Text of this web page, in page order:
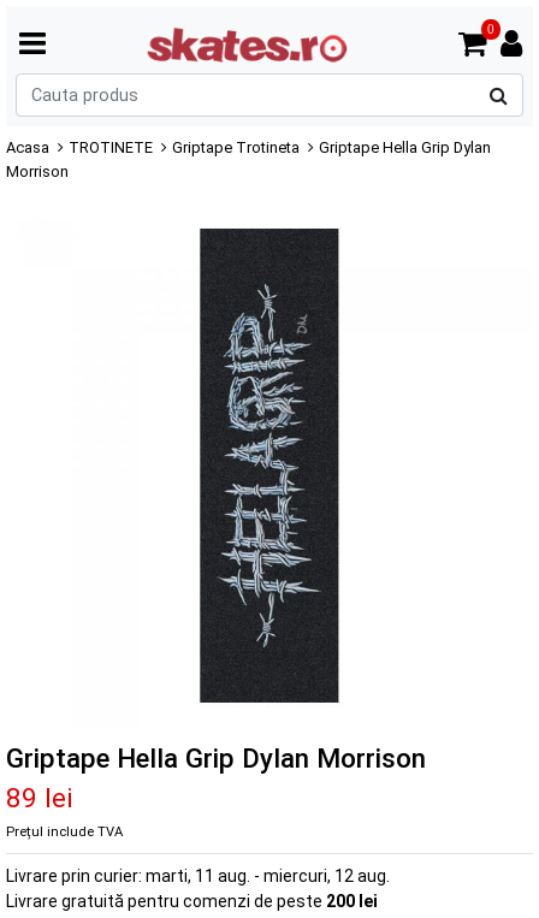
0
Acasa TROTINETE Griptape Trotineta
Griptape Hella Grip Dylan
Morrison
Griptape Hella Grip Dylan Morrison
89 lei
Prețul include TVA
Livrare prin curier: marti, 11 aug. - miercuri, 12 aug.
Livrare gratuită pentru comenzi de peste 200 lei